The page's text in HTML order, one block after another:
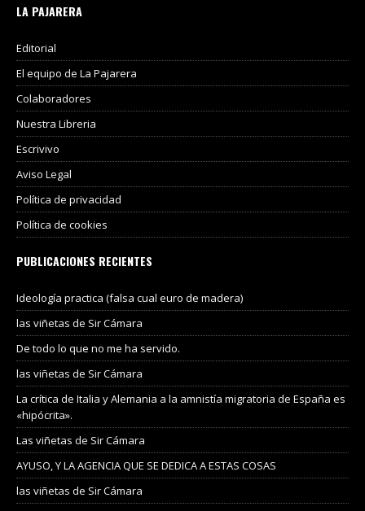
LA PAJARERA
Editorial
El equipo de La Pajarera
Colaboradores
Nuestra Libreria
Escrivivo
Aviso Legal
Política de privacidad
Política de cookies
PUBLICACIONES RECIENTES
Ideología practica (falsa cual euro de madera)
las viñetas de Sir Cámara
De todo lo que no me ha servido.
las viñetas de Sir Cámara
La crítica de Italia y Alemania a la amnistía migratoria de España es
«hipócrita».
Las viñetas de Sir Cámara
AYUSO, Y LA AGENCIA QUE SE DEDICA A ESTAS COSAS
las viñetas de Sir Cámara